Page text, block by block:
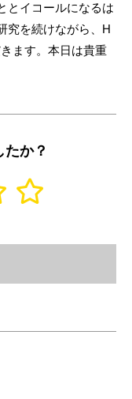
とイコールになるは
究を続けながら、H
ます。本日は貴重
たか？